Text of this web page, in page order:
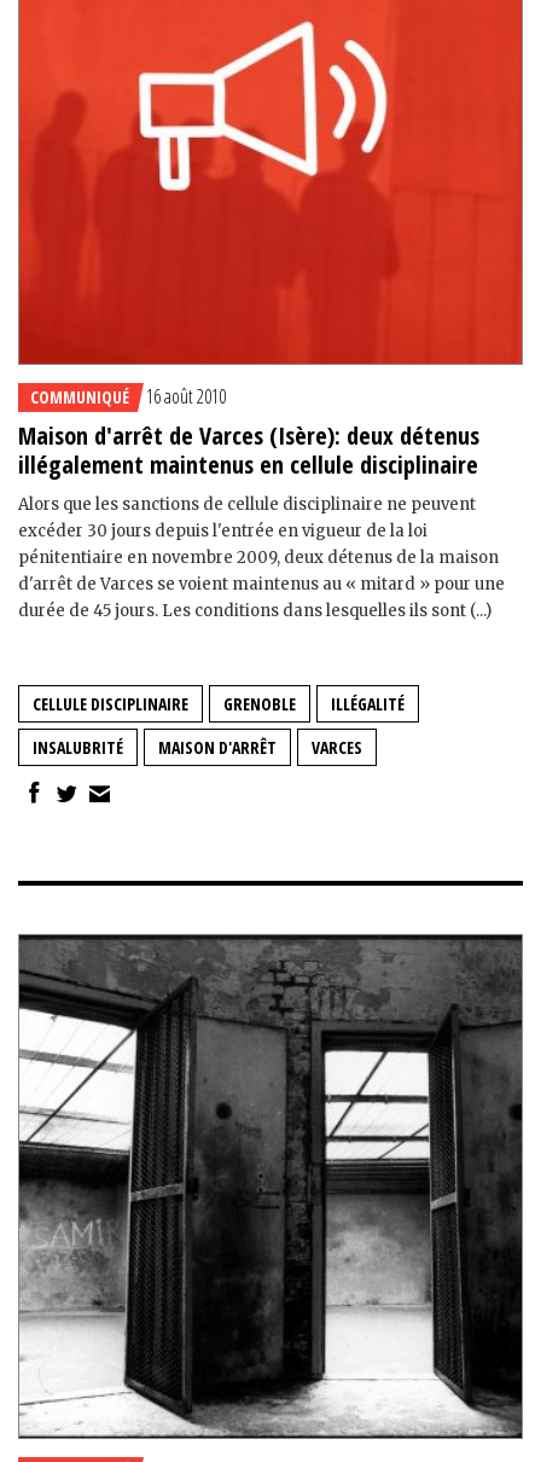
COMMUNIQUÉ 16 août 2010
Maison d'arrêt de Varces (Isère): deux détenus
illégalement maintenus en cellule disciplinaire
Alors que les sanctions de cellule disciplinaire ne peuvent
excéder 30 jours depuis l'entrée en vigueur de la loi
pénitentiaire en novembre 2009, deux détenus de la maison
d'arrêt de Varces se voient maintenus au « mitard » pour une
durée de 45 jours. Les conditions dans lesquelles ils sont (...)
CELLULE DISCIPLINAIRE GRENOBLE
ILLÉGALITÉ
INSALUBRITÉ
MAISON D'ARRÊT VARCES